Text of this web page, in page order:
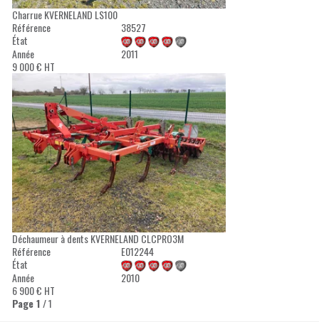
Charrue KVERNELAND LS100
Référence
38527
État
Année
2011
9 000€ HT
Déchaumeur à dents KVERNELAND CLCPRO3M
Référence
E012244
État
Année
2010
6 900€ HT
Page 1 / 1